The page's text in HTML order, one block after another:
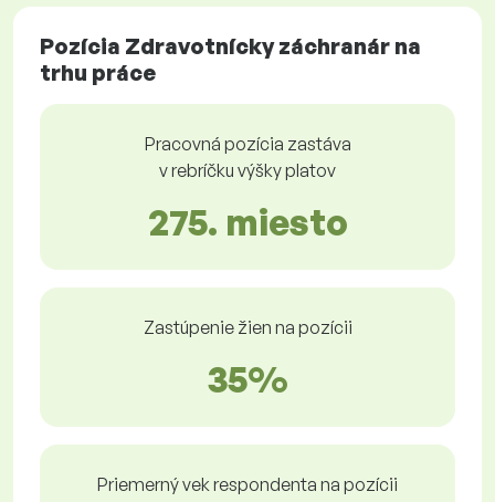
Pozícia Zdravotnícky záchranár na
trhu práce
Pracovná pozícia zastáva
v rebríčku výšky platov
275. miesto
Zastúpenie žien na pozícii
35%
Priemerný vek respondenta na pozícii